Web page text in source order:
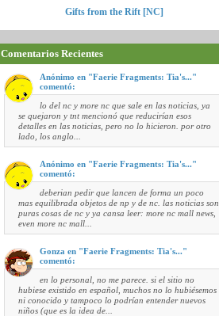
Gifts from the Rift [NC]
Comentarios Recientes
Anónimo en "Faerie Fragments: Tia's..."
comentó:
lo del nc y more nc que sale en las noticias, ya
se quejaron y tnt mencionó que reducirían esos
detalles en las noticias, pero no lo hicieron. por otro
lado, los anglo...
Anónimo en "Faerie Fragments: Tia's..."
comentó:
deberian pedir que lancen de forma un poco
mas equilibrada objetos de np y de nc. las noticias son
puras cosas de nc y ya cansa leer: more nc mall news,
even more nc mall...
Gonza en "Faerie Fragments: Tia's..."
comentó:
en lo personal, no me parece. si el sitio no
hubiese existido en español, muchos no lo hubiésemos
ni conocido y tampoco lo podrían entender nuevos
niños (que es la idea de...